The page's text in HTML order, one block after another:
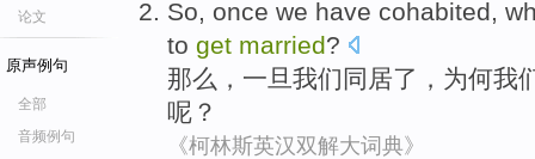
论文
原声例句
全部
音频例句
So, once we have cohabited,
to get married?
那么 ， 一旦 我们 同居了， 为何我
呢？
《柯林斯英汉双解大词典》